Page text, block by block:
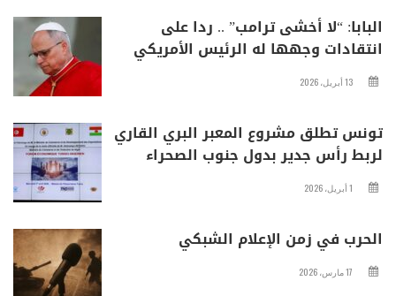
البابا: “لا أخشى ترامب” .. ردا على
انتقادات وجهها له الرئيس الأمريكي
13 أبريل، 2026
تونس تطلق مشروع المعبر البري القاري
لربط رأس جدير بدول جنوب الصحراء
1 أبريل، 2026
الحرب في زمن الإعلام الشبكي
17 مارس، 2026